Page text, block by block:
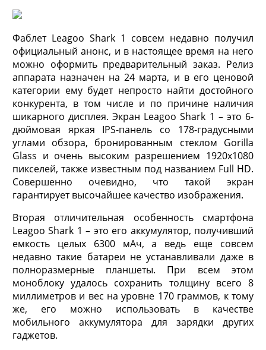
Фаблет Leagoo Shark 1 совсем недавно получил
официальный анонс, и в настоящее время на него
можно оформить предварительный заказ. Релиз
аппарата назначен на 24 марта, и в его ценовой
категории ему будет непросто найти достойного
конкурента, в том числе и по причине наличия
шикарного дисплея. Экран Leagoo Shark 1 – это 6-
дюймовая яркая IPS-панель со 178-градусными
углами обзора, бронированным стеклом Gorilla
Glass и очень высоким разрешением 1920х1080
пикселей, также известным под названием Full HD.
Совершенно очевидно, что такой экран
гарантирует высочайшее качество изображения.
Вторая отличительная особенность смартфона
Leagoo Shark 1 – это его аккумулятор, получивший
емкость целых 6300 мАч, а ведь еще совсем
недавно такие батареи не устанавливали даже в
полноразмерные планшеты. При всем этом
моноблоку удалось сохранить толщину всего 8
миллиметров и вес на уровне 170 граммов, к тому
же, его можно использовать в качестве
мобильного аккумулятора для зарядки других
гаджетов.